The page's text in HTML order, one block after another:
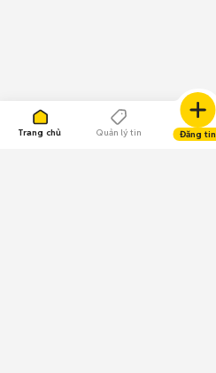
Trang chủ Quản lý tin Đăng tin